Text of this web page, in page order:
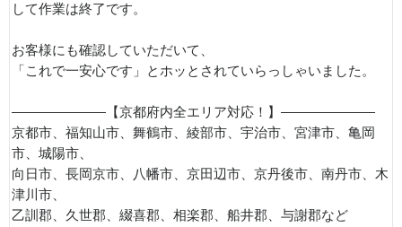
して作業は終了です。
お客様にも確認していただいて、
「これで一安心です」とホッとされていらっしゃいました。
———————【京都府内全エリア対応！】———————
京都市、福知山市、舞鶴市、綾部市、宇治市、宮津市、亀岡
市、城陽市、
向日市、長岡京市、八幡市、京田辺市、京丹後市、南丹市、木
津川市、
乙訓郡、久世郡、綴喜郡、相楽郡、船井郡、与謝郡など